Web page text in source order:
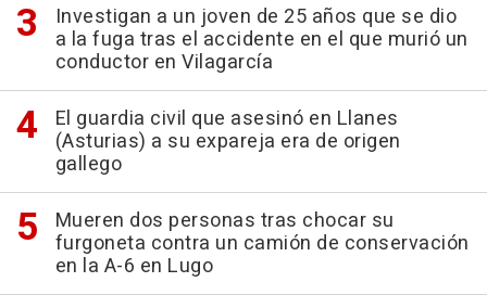
Investigan a un joven de 25 años que se dio
a la fuga tras el accidente en el que murió un
conductor en Vilagarcía
El guardia civil que asesinó en Llanes
(Asturias) a su expareja era de origen
gallego
Mueren dos personas tras chocar su
furgoneta contra un camión de conservación
en la A-6 en Lugo